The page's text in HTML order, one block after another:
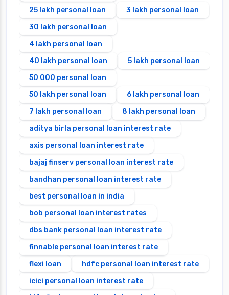
25 lakh personal loan
3 lakh personal loan
30 lakh personal loan
4 lakh personal loan
40 lakh personal loan
5 lakh personal loan
50 000 personal loan
50 lakh personal loan
6 lakh personal loan
7 lakh personal loan
8 lakh personal loan
aditya birla personal loan interest rate
axis personal loan interest rate
bajaj finserv personal loan interest rate
bandhan personal loan interest rate
best personal loan in india
bob personal loan interest rates
dbs bank personal loan interest rate
finnable personal loan interest rate
flexi loan
hdfc personal loan interest rate
icici personal loan interest rate